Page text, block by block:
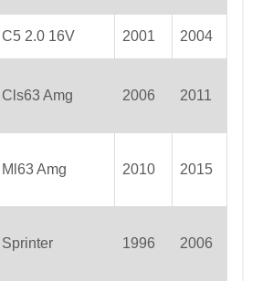
C5 2.0 16V 2001 2004
Cls63 Amg 2006 2011
Ml63 Amg 2010 2015
Sprinter 1996 2006